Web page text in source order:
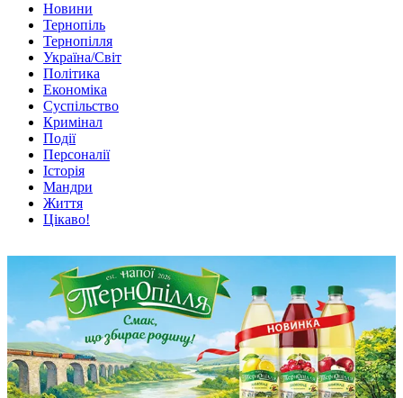
Новини
Тернопіль
Тернопілля
Україна/Світ
Політика
Економіка
Суспільство
Кримінал
Події
Персоналії
Історія
Мандри
Життя
Цікаво!